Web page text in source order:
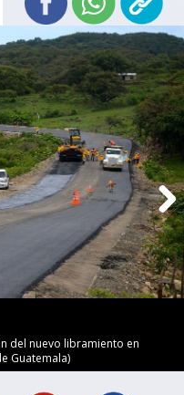
del nuevo libramiento en
Guatemala)